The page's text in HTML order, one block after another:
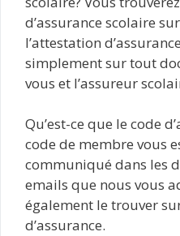
d’assurance scolaire
l’attestation
simplement sur tout
vous et l’assureur
Qu’est-ce que le code
code de membre vous
communiqué dans les
emails que nous vous
également le trouver
d’assurance.